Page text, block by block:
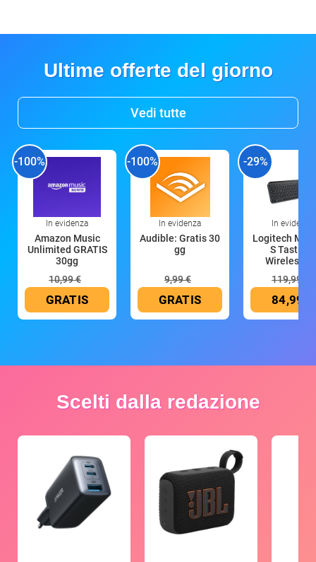
Ultime offerte del giorno
Vedi tutte
-100%
In evidenza
Amazon Music
Unlimited GRATIS
30gg
10,99 €
GRATIS
-100%
In evidenza
Audible: Gratis 30
gg
9,99 €
GRATIS
-29%
In evidenza
Logitech MX
S Tastiera
Wireless
119,99 €
84,99 €
Scelti dalla redazione